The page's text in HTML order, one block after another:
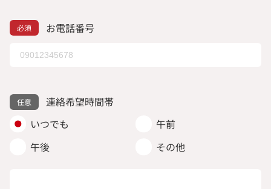
お電話番号
連絡希望時間帯
いつでも
午前
午後
その他